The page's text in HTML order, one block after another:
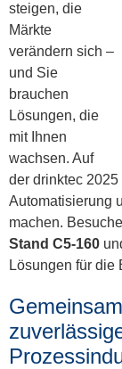
steigen, die
Märkte
verändern sich –
und Sie
brauchen
Lösungen, die
mit Ihnen
wachsen. Auf
der drinktec
Automatisierung
machen.
Stand C5-160
Lösungen für die